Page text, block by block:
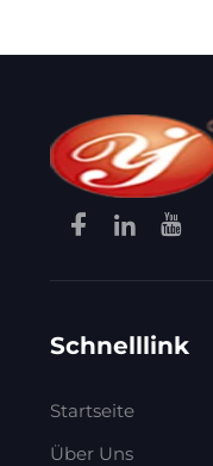
Schnelllink
Startseite
Über Uns